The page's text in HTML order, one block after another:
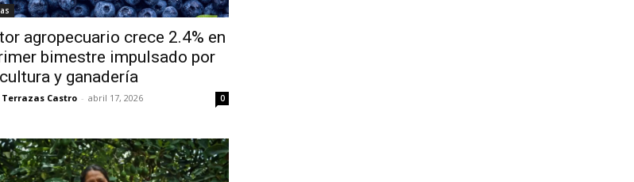
agropecuario crece 2.4% en
bimestre impulsado por
y ganadería
Terrazas Castro - abril 17, 2026 0